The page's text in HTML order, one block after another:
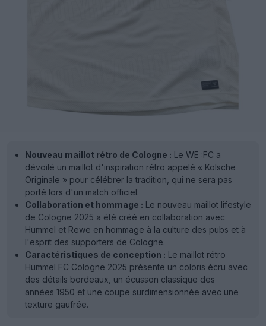
Nouveau maillot rétro de Cologne : Le WE :FC a
dévoilé un maillot d'inspiration rétro appelé « Kölsche
Originale » pour célébrer la tradition, qui ne sera pas
porté lors d'un match officiel.
Collaboration et hommage : Le nouveau maillot lifestyle
de Cologne 2025 a été créé en collaboration avec
Hummel et Rewe en hommage à la culture des pubs et à
l'esprit des supporters de Cologne.
Caractéristiques de conception : Le maillot rétro
Hummel FC Cologne 2025 présente un coloris écru avec
des détails bordeaux, un écusson classique des
années 1950 et une coupe surdimensionnée avec une
texture gaufrée.